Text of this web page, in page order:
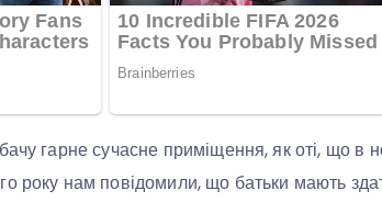
гарне сучасне приміщення, як оті, що в
року нам повідомили, що батьки мають